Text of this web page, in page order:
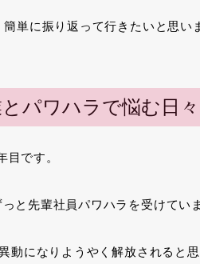
単に振り返って行きたいと思い
パワハラで悩む日々
目です。
と先輩社員パワハラを受けてい
動になりようやく解放されると